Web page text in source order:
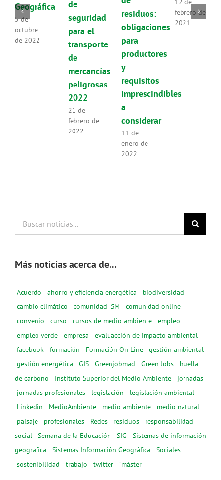
Geográfica
5 de
octubre
de 2022
de
seguridad
para el
transporte
de
mercancías
peligrosas
2022
21 de
febrero de
2022
residuos:
obligaciones
para
productores
y
requisitos
imprescindibles
a
considerar
11 de
enero de
2022
12 de
febrero de
2021
noticias...
Más noticias acerca de…
Acuerdo ahorro y eficiencia energética
biodiversidad
cambio climático
comunidad ISM
comunidad online
convenio
curso cursos de medio ambiente
empleo
empleo verde
empresa
evaluacción de impacto ambiental
facebook
formación Formación On Line
gestión ambiental
gestión energética
GIS Greenjobmad Green Jobs
huella
de carbono
Instituto Superior del Medio Ambiente
jornadas
jornadas profesionales
legislación
legislación ambiental
Linkedin
MedioAmbiente medio ambiente
medio natural
paisaje
profesionales Redes residuos
responsabilidad
social
Semana de la Educación SIG
Sistemas de información
geografica
Sistemas Información Geográfica
Sociales
sostenibilidad
trabajo twitter ´máster